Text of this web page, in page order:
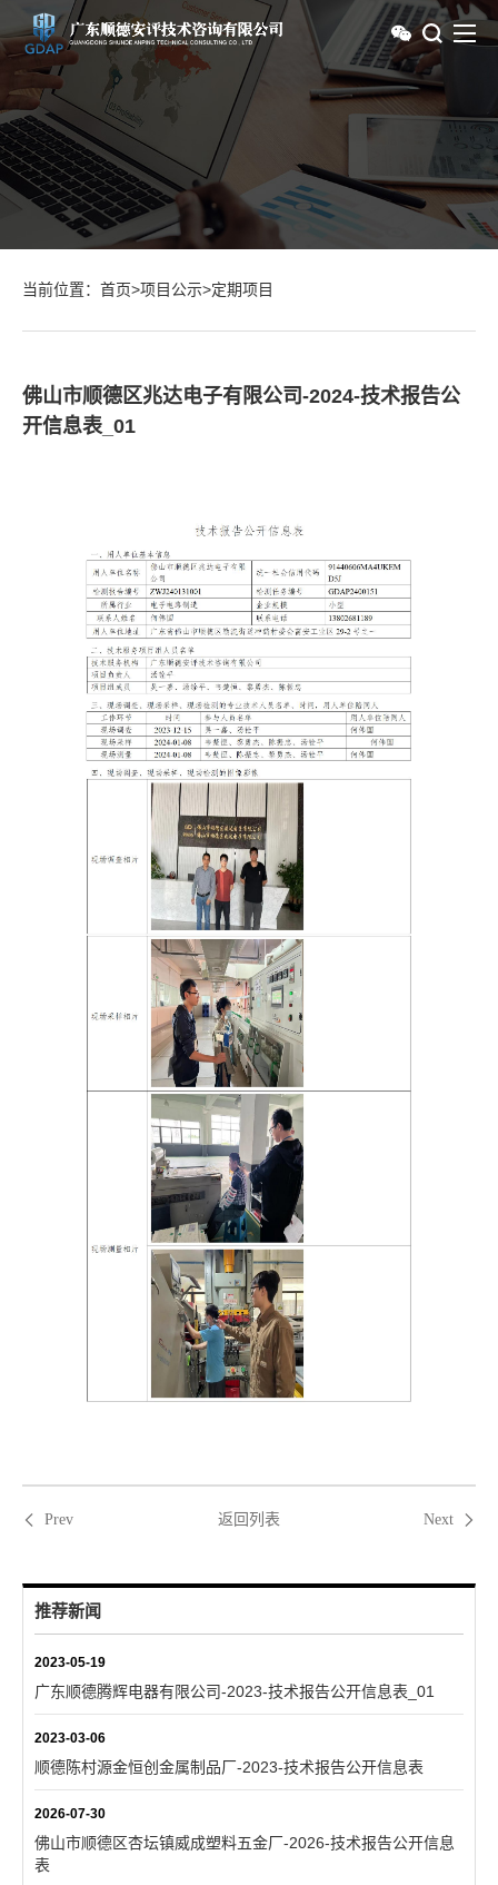
当前位置： 首页>项目公示>定期项目
佛山市顺德区兆达电子有限公司-2024-技术报告公
开信息表_01
Prev 返回列表 Next
推荐新闻
2023-05-19
广东顺德腾辉电器有限公司-2023-技术报告公开信息表_01
2023-03-06
顺德陈村源金恒创金属制品厂-2023-技术报告公开信息表
2026-07-30
佛山市顺德区杏坛镇威成塑料五金厂-2026-技术报告公开信息
表